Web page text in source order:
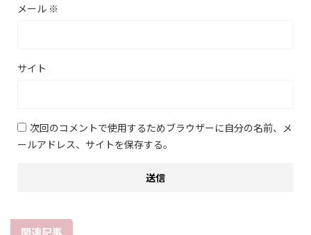
メール ※
サイト
次回のコメントで使用するためブラウザーに自分の名前、メ
ールアドレス、サイトを保存する。
関連記事